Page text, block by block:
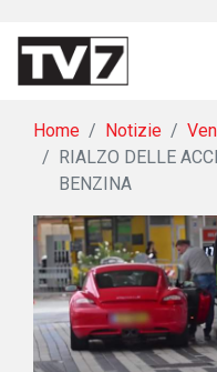
Home Notizie
RIALZO DELLE
BENZINA